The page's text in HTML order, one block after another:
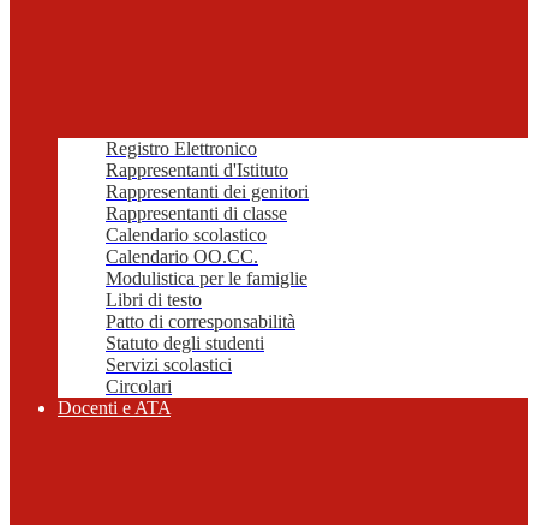
Registro Elettronico
Rappresentanti d'Istituto
Rappresentanti dei genitori
Rappresentanti di classe
Calendario scolastico
Calendario OO.CC.
Modulistica per le famiglie
Libri di testo
Patto di corresponsabilità
Statuto degli studenti
Servizi scolastici
Circolari
Docenti e ATA